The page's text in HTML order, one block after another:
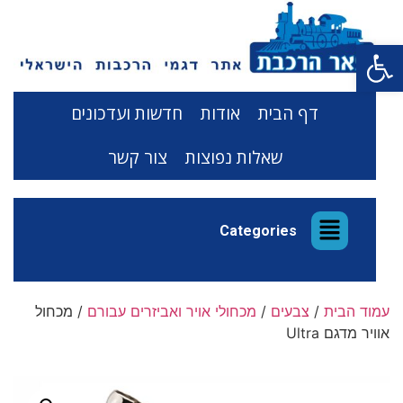
פתח סרגל נגישות
דף הבית אודות
חדשות ועדכונים
שאלות נפוצות
צור קשר
Categories
עמוד הבית / צבעים / מכחולי אויר ואביזרים עבורם / מכחול
אוויר מדגם Ultra